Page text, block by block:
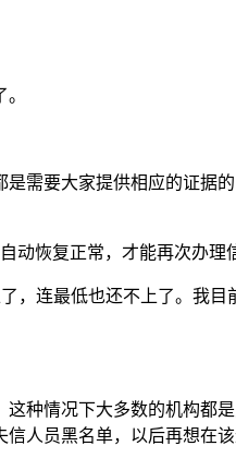
需要大家提供相应的证据
动恢复正常，才能再次办理
，连最低也还不上了。我目
种情况下大多数的机构都
人员黑名单，以后再想在